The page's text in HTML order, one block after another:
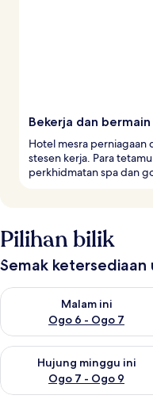
Bekerja dan
Hotel mesra perniagaan
stesen kerja. Para
perkhidmatan spa dan
Pilihan bilik
Semak ketersediaan
Malam ini
Ogo 6 - Ogo 7
Semak ketersediaan untuk
Hujung minggu ini
Ogo 7 - Ogo 9
Semak ketersediaan